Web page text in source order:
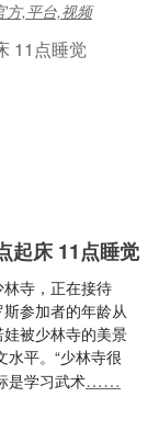
方,平台,视频
起床 11点睡觉
寺，正在接待
参加者的年龄从
被少林寺的美景
平。“少林寺很
是学习武术……